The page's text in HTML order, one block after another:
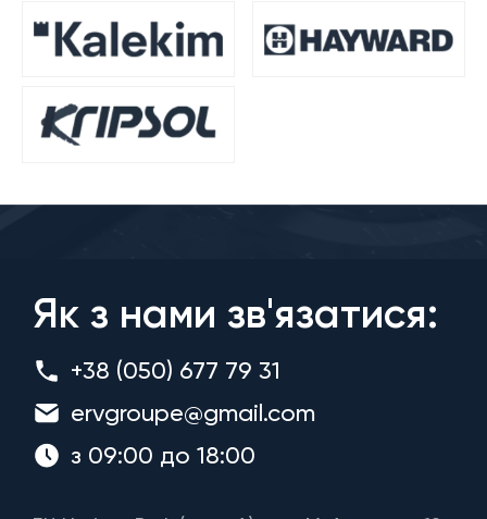
Як з нами зв'язатися:
+38 (050) 677 79 31
ervgroupe@gmail.com
з 09:00 до 18:00